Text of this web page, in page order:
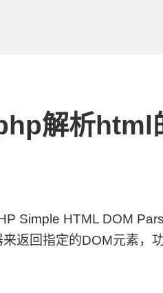
解析html
Simple HTML DOM
返回指定的DOM元素，